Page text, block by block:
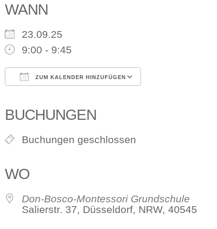
WANN
23.09.25
9:00 - 9:45
ZUM KALENDER HINZUFÜGEN
BUCHUNGEN
Buchungen geschlossen
WO
Don-Bosco-Montessori Grundschule
Salierstr. 37, Düsseldorf, NRW, 40545